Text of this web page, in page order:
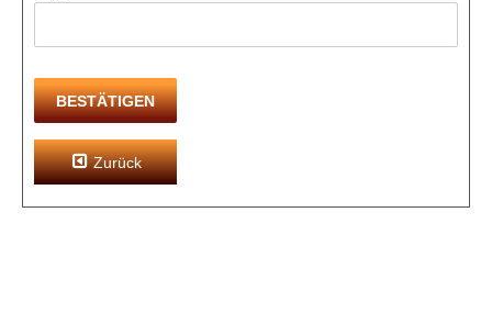
BESTÄTIGEN
Zurück